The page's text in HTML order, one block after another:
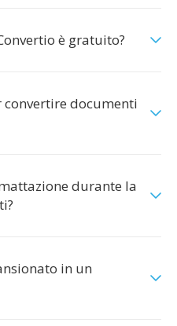
è gratuito?
convertire documenti
durante la
in un